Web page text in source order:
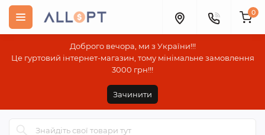
Доброго вечора, ми з України!!!
Це гуртовий інтернет-магазин, тому мінімальне замовлення
3000 грн!!!
Зачинити
0